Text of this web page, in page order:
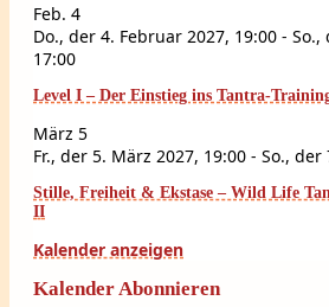
Feb. 4
Do., der 4. Februar 2027, 19:00 - So.,
17:00
Level I – Der Einstieg ins Tantra-
März 5
Fr., der 5. März 2027, 19:00 - So., der
Stille, Freiheit & Ekstase – Wild Life
II
Kalender anzeigen
Kalender Abonnieren